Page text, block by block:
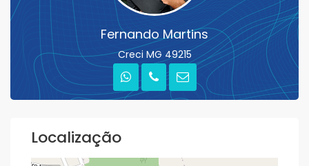
Fernando Martins
Creci MG 49215
Localização